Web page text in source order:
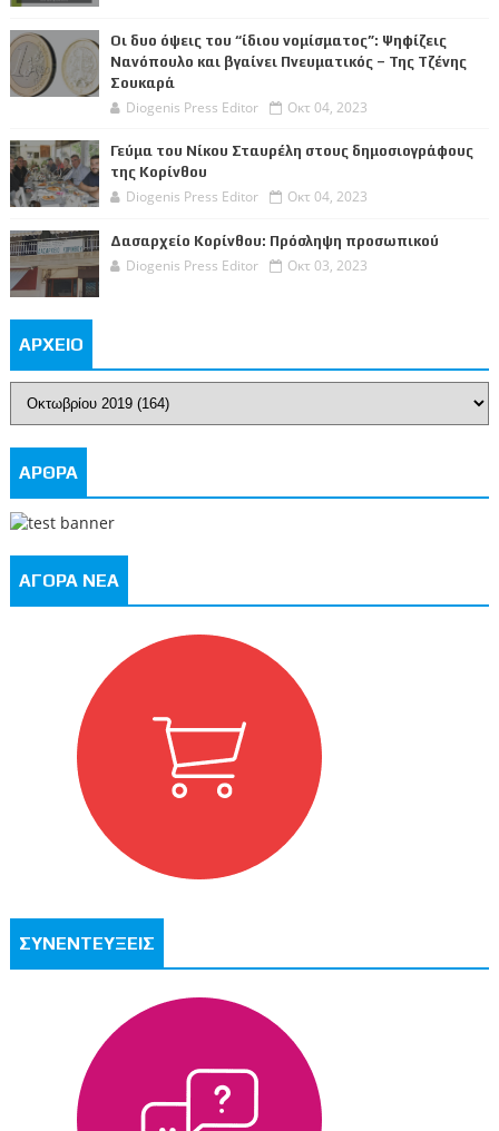
Οι δυο όψεις του “ίδιου νομίσματος”: Ψηφίζεις
Νανόπουλο και βγαίνει Πνευματικός – Της Τζένης
Σουκαρά
Diogenis Press Editor Οκτ 04, 2023
Γεύμα του Νίκου Σταυρέλη στους δημοσιογράφους
της Κορίνθου
Diogenis Press Editor Οκτ 04, 2023
Δασαρχείο Κορίνθου: Πρόσληψη προσωπικού
Diogenis Press Editor Οκτ 03, 2023
ΑΡΧΕΙΟ
ΑΡΘΡΑ
ΑΓΟΡΑ ΝΕΑ
ΣΥΝΕΝΤΕΥΞΕΙΣ